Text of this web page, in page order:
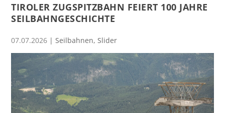
TIROLER ZUGSPITZBAHN FEIERT 100 JAHRE
SEILBAHNGESCHICHTE
07.07.2026 |Seilbahnen,Slider